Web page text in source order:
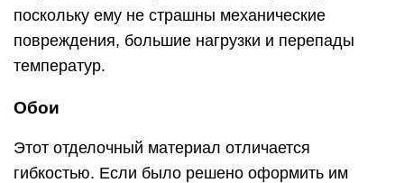
поскольку ему не страшны механические
повреждения, большие нагрузки и перепады
температур.
Обои
Этот отделочный материал отличается
гибкостью. Если было решено оформить им